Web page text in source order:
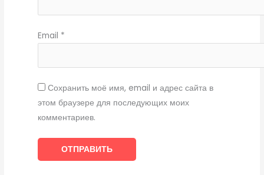
Email *
Сохранить моё имя, email и адрес сайта в
этом браузере для последующих моих
комментариев.